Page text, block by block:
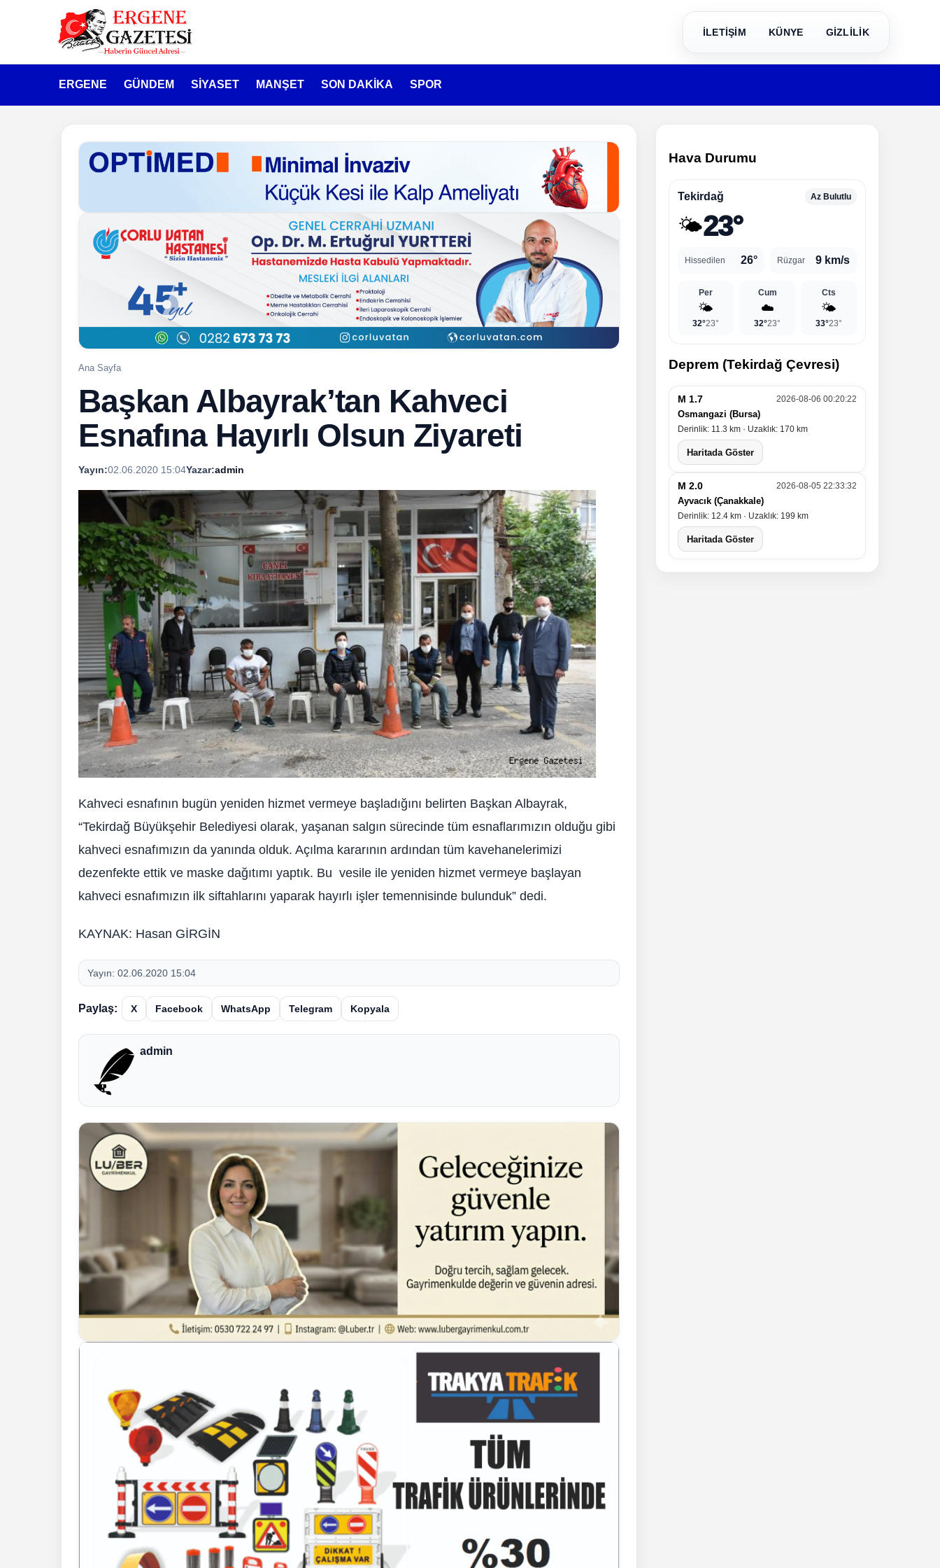
İLETİŞİM KÜNYE GİZLİLİK
ERGENE GÜNDEM SİYASET MANŞET SON DAKİKA SPOR
Ana Sayfa
Başkan Albayrak’tan Kahveci
Esnafına Hayırlı Olsun Ziyareti
Yayın:02.06.2020 15:04Yazar:admin
Kahveci esnafının bugün yeniden hizmet vermeye başladığını belirten Başkan Albayrak,
“Tekirdağ Büyükşehir Belediyesi olarak, yaşanan salgın sürecinde tüm esnaflarımızın olduğu gibi
kahveci esnafımızın da yanında olduk. Açılma kararının ardından tüm kavehanelerimizi
dezenfekte ettik ve maske dağıtımı yaptık. Bu vesile ile yeniden hizmet vermeye başlayan
kahveci esnafımızın ilk siftahlarını yaparak hayırlı işler temennisinde bulunduk” dedi.
KAYNAK: Hasan GİRGİN
Yayın: 02.06.2020 15:04
Paylaş: X Facebook WhatsApp Telegram Kopyala
admin
Hava Durumu
Tekirdağ Az Bulutlu
🌤️23°
Hissedilen 26° Rüzgar 9 km/s
Per
🌤️
32°23°
Cum
☁️
32°23°
Cts
🌤️
33°23°
Deprem (Tekirdağ Çevresi)
M 1.7 2026-08-06 00:20:22
Osmangazi (Bursa)
Derinlik: 11.3 km · Uzaklık: 170 km
Haritada Göster
M 2.0 2026-08-05 22:33:32
Ayvacık (Çanakkale)
Derinlik: 12.4 km · Uzaklık: 199 km
Haritada Göster